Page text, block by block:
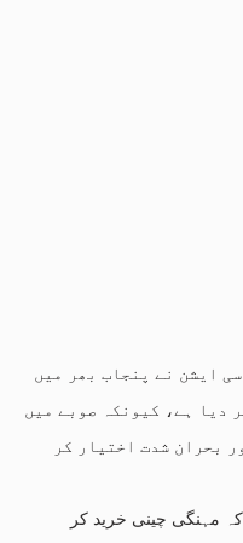
ایشن نے پنجاب بھر میں
دیا ہے، کیونکہ صوبے میں
بحران شدت اختیار کر
مہنگی چینی خرید کر